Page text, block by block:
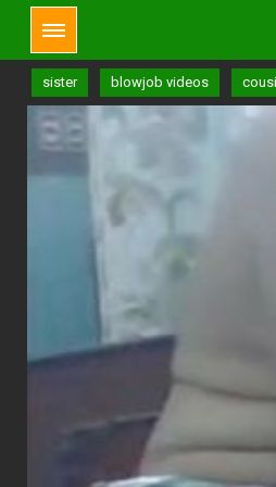
sister blowjob videos